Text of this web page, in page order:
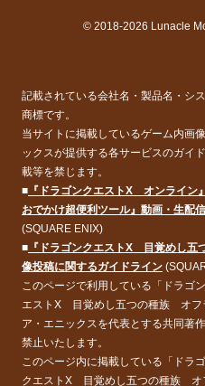
© 2018-2026 Lunacle
記載されている会社名・製品名・シ
商標です。
当サイトに掲載しているゲーム内画
ックスが提供する各サービスのガイ
載等を禁じます。
■ 『ドラゴンクエストX オンライ
おでかけ超便利ツール』動画・生配
(SQUARE ENIX)
■ 『ドラゴンクエストX 目覚めし
像投稿に関するガイドライン
このページで利用している「ドラ
エストX 目覚めし五つの種族 オフ
ア・エニックスを代表とする共同著
禁止いたします。
このページ内に掲載している「ド
クエストX 目覚めし五つの種族 オ